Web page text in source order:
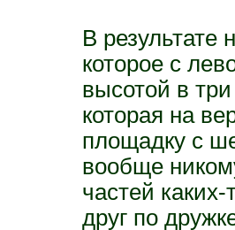
В результате
которое с
высотой в
которая на
площадку с
вообще
частей
друг по